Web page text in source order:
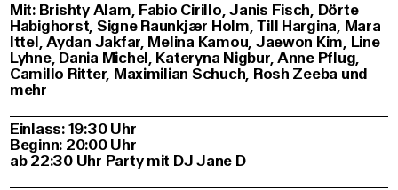
Mit: Brishty Alam, Fabio Cirillo, Janis Fisch, Dörte
Habighorst, Signe Raunkjær Holm, Till Hargina, Mara
Ittel, Aydan Jakfar, Melina Kamou, Jaewon Kim, Line
Lyhne, Dania Michel, Kateryna Nigbur, Anne Pflug,
Camillo Ritter, Maximilian Schuch, Rosh Zeeba und
mehr
Einlass: 19:30 Uhr
Beginn: 20:00 Uhr
ab 22:30 Uhr Party mit DJ Jane D